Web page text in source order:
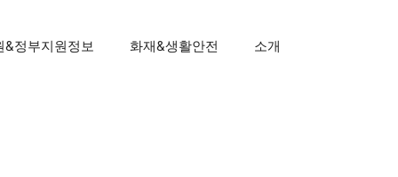
&정부지원정보 화재&생활안전 소개